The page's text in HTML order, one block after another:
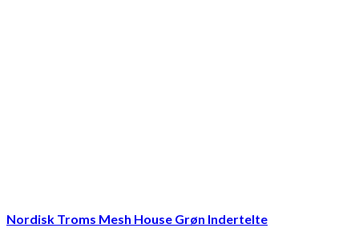
Nordisk Troms Mesh House Grøn Indertelte